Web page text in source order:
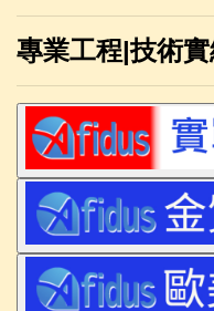
專業工程|技術